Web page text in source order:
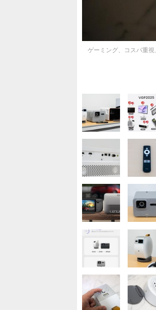
ゲーミング、コスパ重